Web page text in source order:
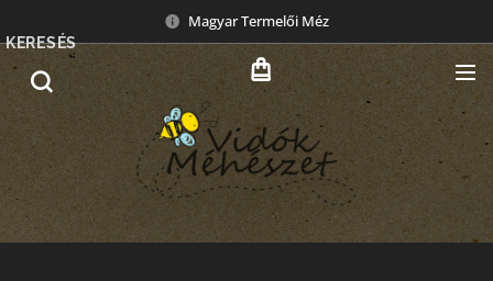
Magyar Termelői Méz
KERESÉS